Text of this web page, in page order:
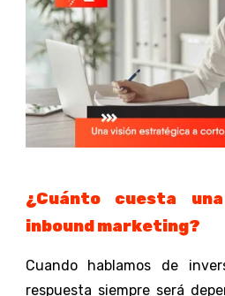
¿Cuánto cuesta
inbound marketing?
Cuando hablamos de
respuesta siempre será